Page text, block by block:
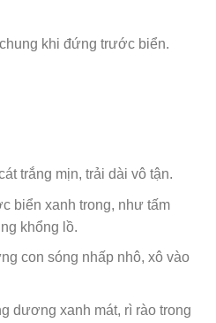
khi đứng trước biển.
trắng mịn, trải dài vô tận.
biển xanh trong, như tấm
khổng lồ.
con sóng nhấp nhô, xô vào
dương xanh mát, rì rào trong